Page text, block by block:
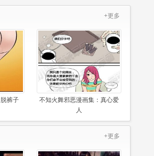
+更多
裤子
不知火舞邪恶漫画集：真心爱
人
+更多